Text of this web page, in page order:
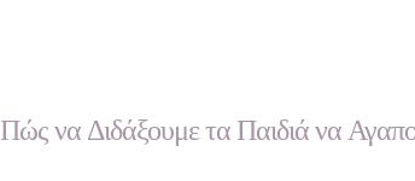
Πώς να Διδάξουμε τα Παιδιά να